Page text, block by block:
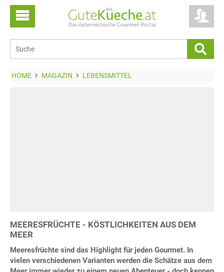
HOME MAGAZIN LEBENSMITTEL
MEERESFRÜCHTE - KÖSTLICHKEITEN AUS DEM
MEER
Meeresfrüchte sind das Highlight für jeden Gourmet. In
vielen verschiedenen Varianten werden die Schätze aus dem